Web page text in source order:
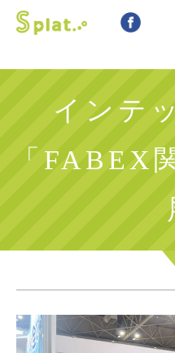
インテ
「FABEX